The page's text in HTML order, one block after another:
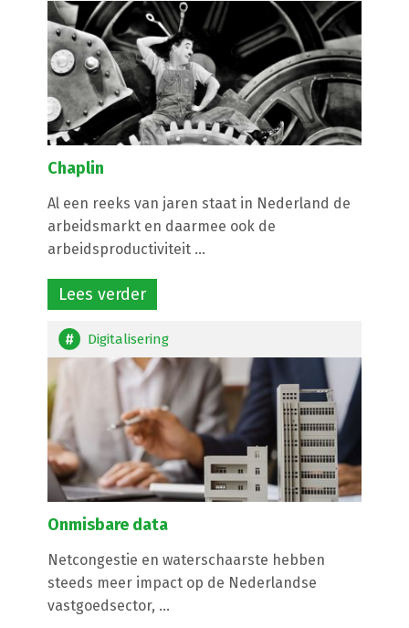
Chaplin
Al een reeks van jaren staat in Nederland de
arbeidsmarkt en daarmee ook de
arbeidsproductiviteit ...
Lees verder
Digitalisering
Onmisbare data
Netcongestie en waterschaarste hebben
steeds meer impact op de Nederlandse
vastgoedsector, ...